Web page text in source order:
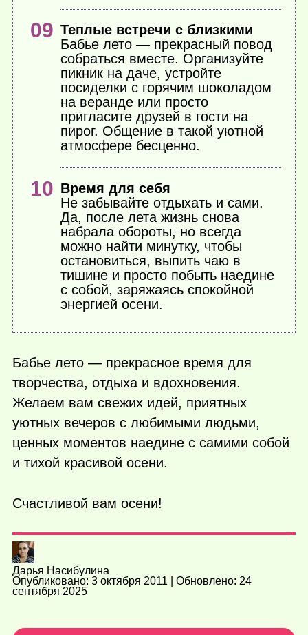
Теплые встречи с близкими
Бабье лето — прекрасный повод
собраться вместе. Организуйте
пикник на даче, устройте
посиделки с горячим шоколадом
на веранде или просто
пригласите друзей в гости на
пирог. Общение в такой уютной
атмосфере бесценно.
Время для себя
Не забывайте отдыхать и сами.
Да, после лета жизнь снова
набрала обороты, но всегда
можно найти минутку, чтобы
остановиться, выпить чаю в
тишине и просто побыть наедине
с собой, заряжаясь спокойной
энергией осени.
Бабье лето — прекрасное время для
творчества, отдыха и вдохновения.
Желаем вам свежих идей, приятных
уютных вечеров с любимыми людьми,
ценных моментов наедине с самими собой
и тихой красивой осени.
Счастливой вам осени!
Дарья Насибулина
Опубликовано: 3 октября 2011 | Обновлено: 24
сентября 2025